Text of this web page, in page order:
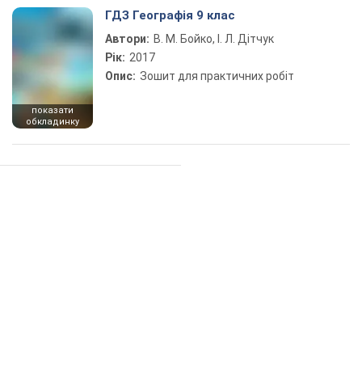
показати
обкладинку
ГДЗ Географія 9 клас
Автори: В. М. Бойко, І. Л. Дітчук
Рік: 2017
Опис: Зошит для практичних робіт